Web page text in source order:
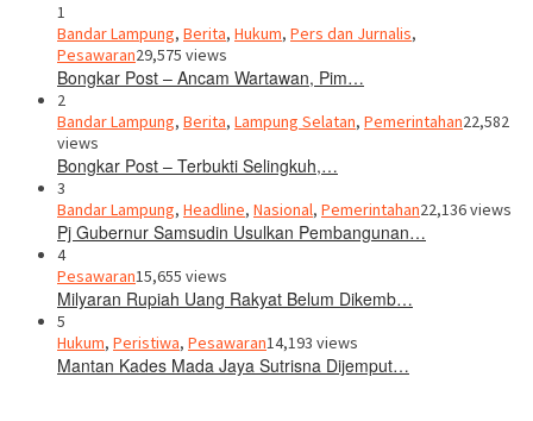
1
Bandar Lampung, Berita, Hukum, Pers dan Jurnalis,
Pesawaran29,575 views
Bongkar Post – Ancam Wartawan, Pim…
2
Bandar Lampung, Berita, Lampung Selatan, Pemerintahan22,582
views
Bongkar Post – Terbukti Selingkuh,…
3
Bandar Lampung, Headline, Nasional, Pemerintahan22,136 views
Pj Gubernur Samsudin Usulkan Pembangunan…
4
Pesawaran15,655 views
Milyaran Rupiah Uang Rakyat Belum Dikemb…
5
Hukum, Peristiwa, Pesawaran14,193 views
Mantan Kades Mada Jaya Sutrisna Dijemput…